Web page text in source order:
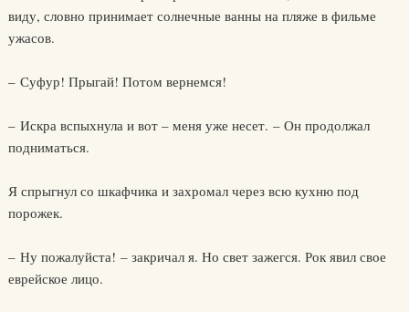
виду, словно принимает солнечные ванны на пляже в фильме
ужасов.
– Суфур! Прыгай! Потом вернемся!
– Искра вспыхнула и вот – меня уже несет. – Он продолжал
подниматься.
Я спрыгнул со шкафчика и захромал через всю кухню под
порожек.
– Ну пожалуйста! – закричал я. Но свет зажегся. Рок явил свое
еврейское лицо.